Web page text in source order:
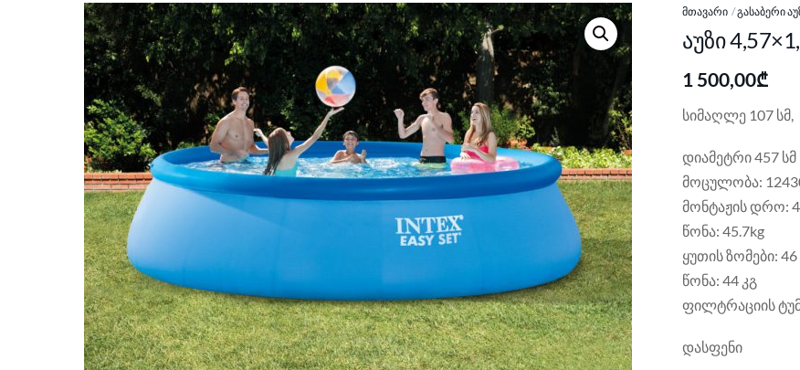
ᲛᲗᲐᲕᲐᲠᲘ ᲒᲐᲡᲐᲑᲔᲠᲘ
აუზი
1 500,00₾
სიმაღლე 107 სმ,
დიამეტრი457 სმ
მოცულობა:
მონტაჟის დრო:
წონა: 45.7kg
ყუთისზომები:
წონა: 44 კგ
ფილტრაციის
დასფენი